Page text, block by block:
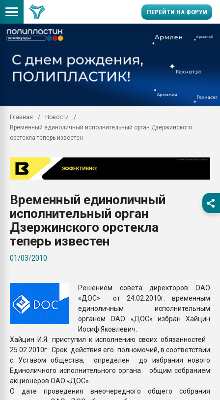
ПЕРЕЙТИ НА ФОРУМ
заводу пластмасс"
первый план в
28.07.2026
ситуацией на
Всё, что касается
Главная
Новости
Временный единоличный исполнительный орган Дзержинского
орстекла теперь известен
Временный единоличный
исполнительный орган
Дзержинского орстекла
теперь известен
01/03/2010
Решением совета директоров ОАО
«ДОС» от 24.02.2010г. временным
единоличным исполнительным
органом ОАО «ДОС» избран Хайцин
Иосиф Яковлевич.
Хайцин И.Я. приступил к исполнению своих обязанностей
25.02.2010г. Срок действия его полномочий, в соответствии
с Уставом общества, определен до избрания нового
Единоличного исполнительного органа общим собранием
акционеров ОАО «ДОС».
О дате проведения внеочередного общего собрания